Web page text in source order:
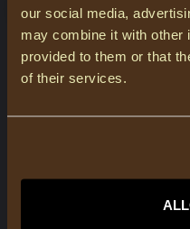
our social media,
may combine it with other
provided to them or that
of their services.
MEER INFORMATIE
onze klantenservicepagina.